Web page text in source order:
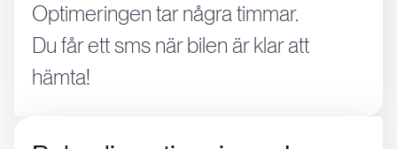
Optimeringen tar några timmar.
Du får ett sms när bilen är klar att
hämta!